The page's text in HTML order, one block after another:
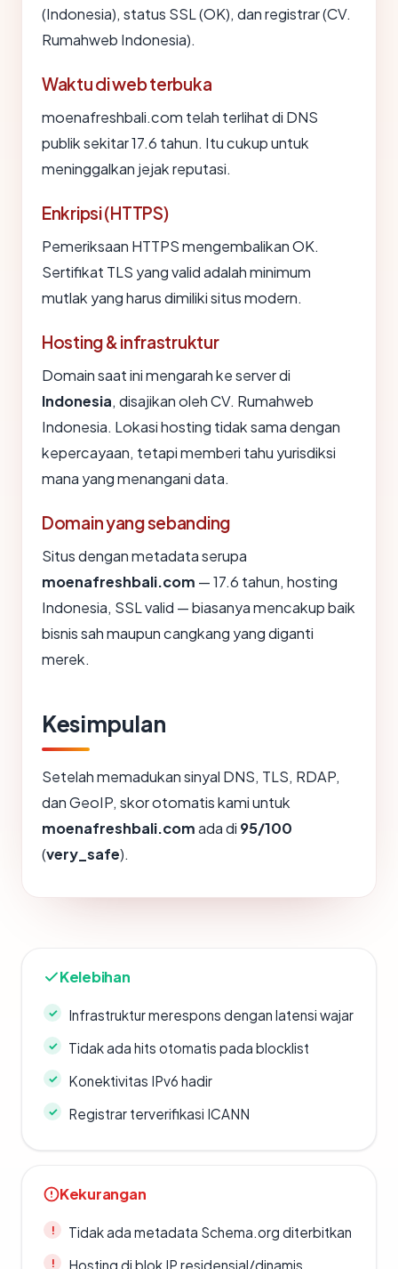
(Indonesia), status SSL (OK), dan registrar (CV.
Rumahweb Indonesia).
Waktu di web terbuka
moenafreshbali.com telah terlihat di DNS
publik sekitar 17.6 tahun. Itu cukup untuk
meninggalkan jejak reputasi.
Enkripsi (HTTPS)
Pemeriksaan HTTPS mengembalikan OK.
Sertifikat TLS yang valid adalah minimum
mutlak yang harus dimiliki situs modern.
Hosting & infrastruktur
Domain saat ini mengarah ke server di
Indonesia, disajikan oleh CV. Rumahweb
Indonesia. Lokasi hosting tidak sama dengan
kepercayaan, tetapi memberi tahu yurisdiksi
mana yang menangani data.
Domain yang sebanding
Situs dengan metadata serupa
moenafreshbali.com — 17.6 tahun, hosting
Indonesia, SSL valid — biasanya mencakup baik
bisnis sah maupun cangkang yang diganti
merek.
Kesimpulan
Setelah memadukan sinyal DNS, TLS, RDAP,
dan GeoIP, skor otomatis kami untuk
moenafreshbali.comada di 95/100
(very_safe).
Kelebihan
Infrastruktur merespons dengan latensi wajar
Tidak ada hits otomatis pada blocklist
Konektivitas IPv6 hadir
Registrar terverifikasi ICANN
Kekurangan
Tidak ada metadata Schema.org diterbitkan
Hosting di blok IP residensial/dinamis